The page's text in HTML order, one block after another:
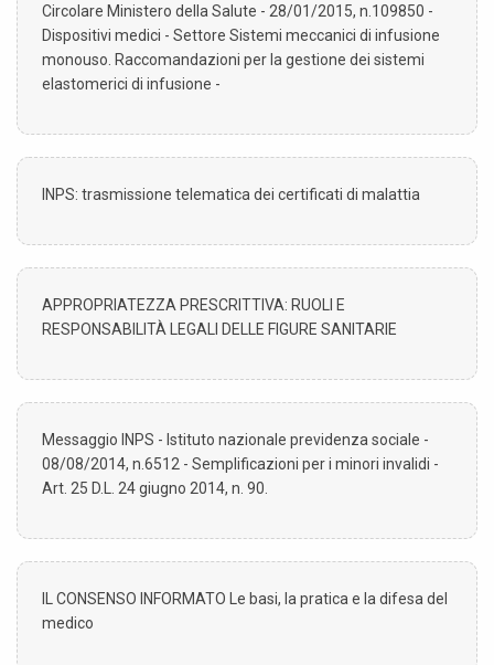
Circolare Ministero della Salute - 28/01/2015, n.109850 -
Dispositivi medici - Settore Sistemi meccanici di infusione
monouso. Raccomandazioni per la gestione dei sistemi
elastomerici di infusione -
INPS: trasmissione telematica dei certificati di malattia
APPROPRIATEZZA PRESCRITTIVA: RUOLI E
RESPONSABILITÀ LEGALI DELLE FIGURE SANITARIE
Messaggio INPS - Istituto nazionale previdenza sociale -
08/08/2014, n.6512 - Semplificazioni per i minori invalidi -
Art. 25 D.L. 24 giugno 2014, n. 90.
IL CONSENSO INFORMATO Le basi, la pratica e la difesa del
medico